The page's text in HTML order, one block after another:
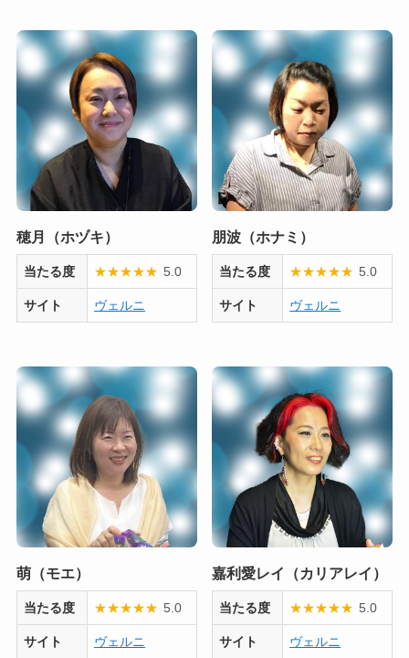
穂月（ホヅキ）
当たる度 ★★★★★ 5.0
サイト ヴェルニ
朋波（ホナミ）
当たる度 ★★★★★ 5.0
サイト ヴェルニ
萌（モエ）
当たる度 ★★★★★ 5.0
サイト ヴェルニ
嘉利愛レイ（カリアレイ）
当たる度 ★★★★★ 5.0
サイト ヴェルニ